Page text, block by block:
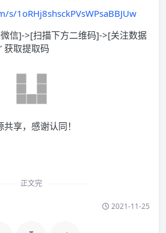
1oRHj8shsckPVsWPsaBBJUw
信]->[扫描下方二维码]->[关注数据
获取提取码
享，感谢认同！
正文完
2021-11-25